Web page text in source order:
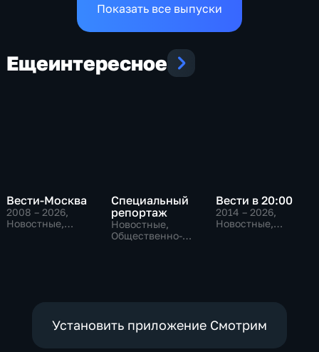
Показать все выпуски
Ещеинтересное
Вести-Москва
2008 – 2026,
Новостные,
Специальный
репортаж
Новостные,
Общественно-
Вести в 20:00
2014 – 2026,
Новостные,
Установить приложение Смотрим